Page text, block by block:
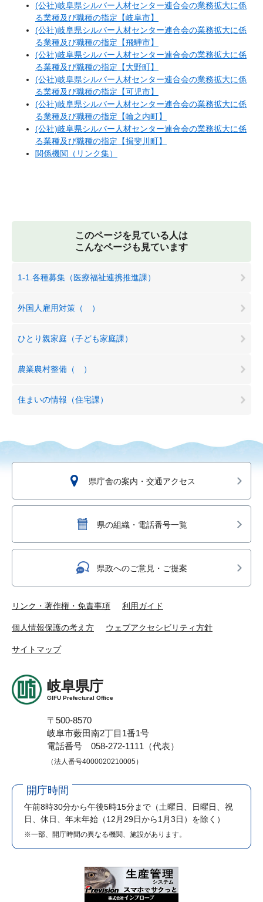
(公社)岐阜県シルバー人材センター連合会の業務拡大に係
る業種及び職種の指定【岐阜市】
(公社)岐阜県シルバー人材センター連合会の業務拡大に係
る業種及び職種の指定【飛騨市】
(公社)岐阜県シルバー人材センター連合会の業務拡大に係
る業種及び職種の指定【大野町】
(公社)岐阜県シルバー人材センター連合会の業務拡大に係
る業種及び職種の指定【可児市】
(公社)岐阜県シルバー人材センター連合会の業務拡大に係
る業種及び職種の指定【輪之内町】
(公社)岐阜県シルバー人材センター連合会の業務拡大に係
る業種及び職種の指定【揖斐川町】
関係機関（リンク集）
このページを見ている人は
こんなページも見ています
1-1.各種募集（医療福祉連携推進課）
外国人雇用対策（ ）
ひとり親家庭（子ども家庭課）
農業農村整備（ ）
住まいの情報（住宅課）
県庁舎の案内・交通アクセス
県の組織・電話番号一覧
県政へのご意見・ご提案
リンク・著作権・免責事項 利用ガイド
個人情報保護の考え方 ウェブアクセシビリティ方針
サイトマップ
岐阜県庁
GIFU Prefectural Office
〒500-8570
岐阜市薮田南2丁目1番1号
電話番号 058-272-1111（代表）
（法人番号4000020210005）
開庁時間
午前8時30分から午後5時15分まで （土曜日、日曜日、祝
日、休日、年末年始（12月29日から1月3日）を除く）
※一部、開庁時間の異なる機関、施設があります。